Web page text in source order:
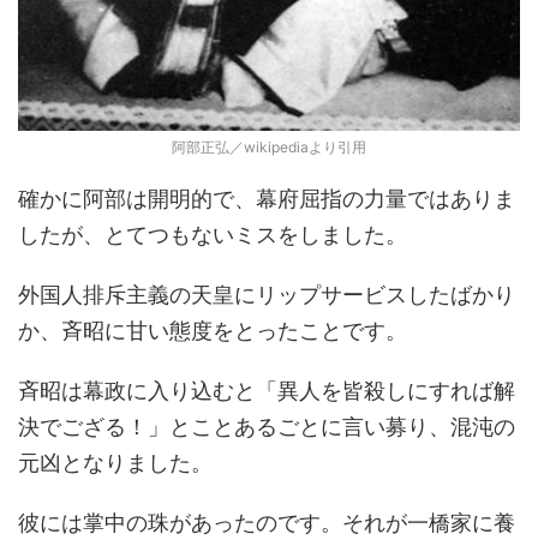
阿部正弘／wikipediaより引用
確かに阿部は開明的で、幕府屈指の力量ではありま
したが、とてつもないミスをしました。
外国人排斥主義の天皇にリップサービスしたばかり
か、斉昭に甘い態度をとったことです。
斉昭は幕政に入り込むと「異人を皆殺しにすれば解
決でござる！」とことあるごとに言い募り、混沌の
元凶となりました。
彼には掌中の珠があったのです。それが一橋家に養